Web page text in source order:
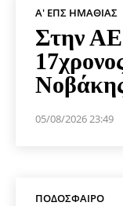
Α' ΕΠΣ ΗΜΑΘΊΑΣ
Στην ΑΕ
05/08/2026 23:49
ΠΟΔΌΣΦΑΙΡΟ